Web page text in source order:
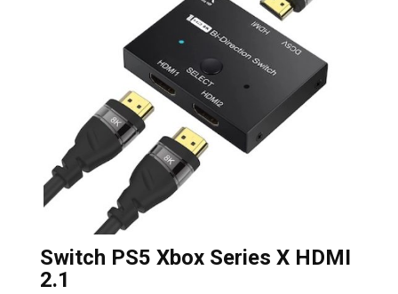
Switch PS5 Xbox Series X HDMI
2.1